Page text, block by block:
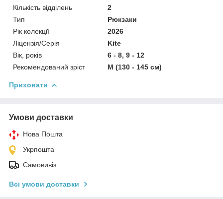
Кількість відділень
2
Тип
Рюкзаки
Рік колекції
2026
Ліцензія/Серія
Kite
Вік, років
6 - 8, 9 - 12
Рекомендований зріст
M (130 - 145 см)
Приховати
Умови доставки
Нова Пошта
Укрпошта
Самовивіз
Всі умови доставки